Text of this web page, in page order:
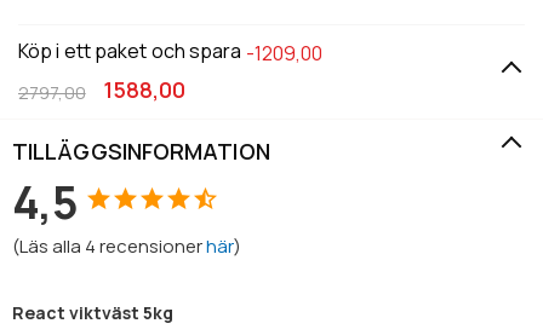
Köp i ett paket och spara -1209,00
1588,00
2797,00
TILLÄGGSINFORMATION
4,5
(Läs alla 4recensionerhär)
React viktväst 5kg